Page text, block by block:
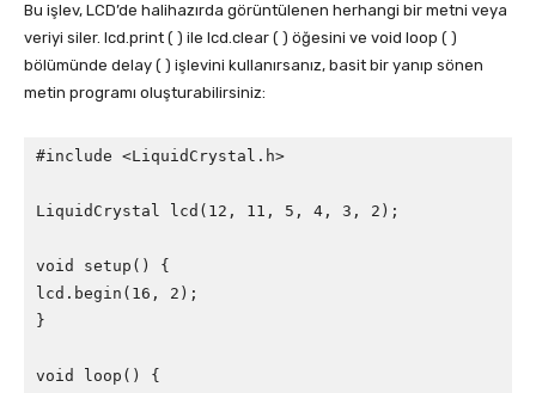
Bu işlev, LCD’de halihazırda görüntülenen herhangi bir metni veya
veriyi siler. lcd.print ( ) ile lcd.clear ( ) öğesini ve void loop ( )
bölümünde delay ( ) işlevini kullanırsanız, basit bir yanıp sönen
metin programı oluşturabilirsiniz:
#include <LiquidCrystal.h>
LiquidCrystal lcd(12, 11, 5, 4, 3, 2);
void setup() {
lcd.begin(16, 2);
}
void loop() {